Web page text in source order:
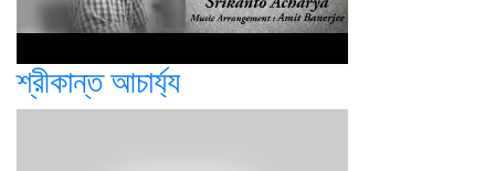
শ্রীকান্ত আচার্য্য